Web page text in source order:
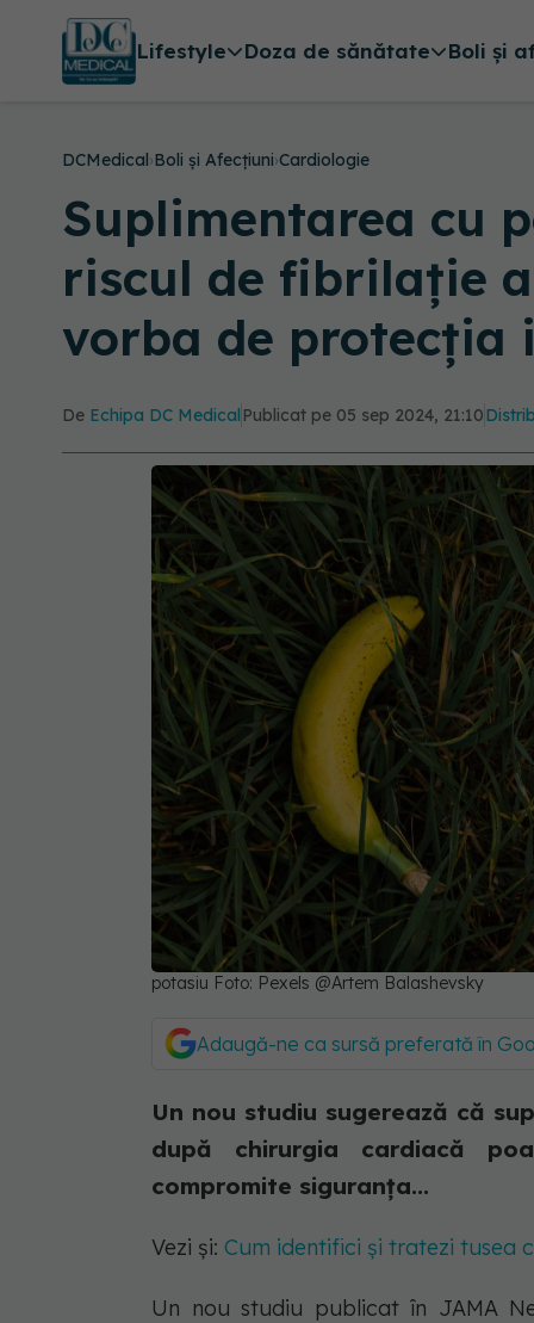
Lifestyle Doza de sănătate Boli și
DCMedical›Boli și Afecțiuni›Cardiologie
Suplimentarea cu
riscul de fibrilație
vorba de protecția
De Echipa DC Medical Publicat pe 05 sep 2024, 21:10
potasiu Foto: Pexels @Artem Balashevsky
Adaugă-ne ca sursă preferată în
Un nou studiu sugerează că
după chirurgia cardiacă
compromite siguranța...
Vezi și: Cum identifici și tratezi tusea
Un nou studiu publicat în JAMA